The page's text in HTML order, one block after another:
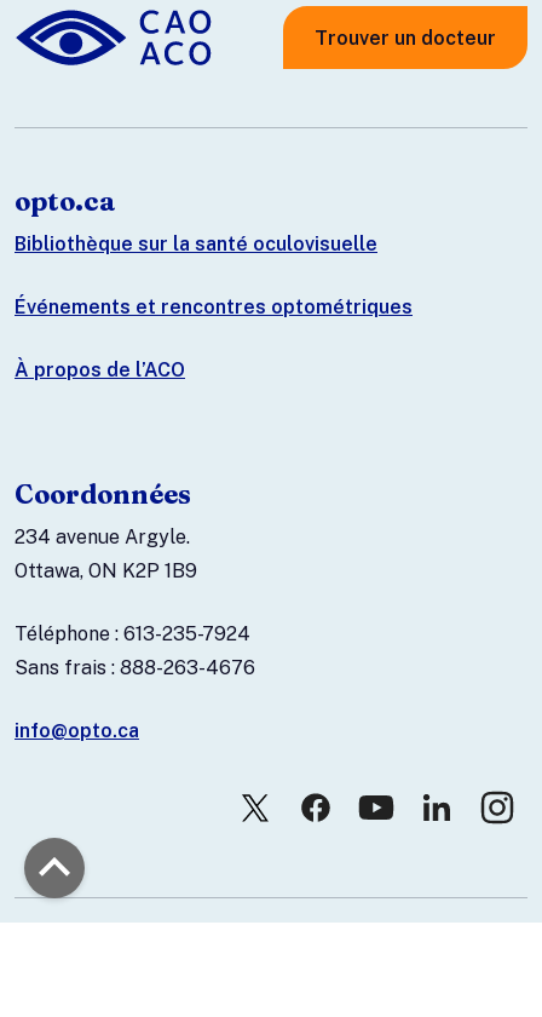
Trouver un docteur
opto.ca
Bibliothèque sur la santé oculovisuelle
Événements et rencontres optométriques
À propos de l’ACO
Coordonnées
234 avenue Argyle.
Ottawa, ON K2P 1B9
Téléphone : 613-235-7924
Sans frais : 888-263-4676
info@opto.ca